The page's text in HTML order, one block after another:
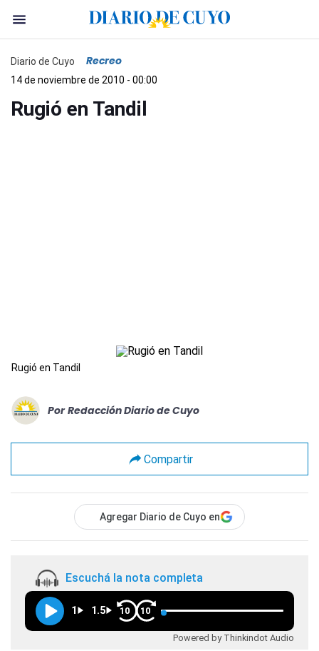
Diario de Cuyo Recreo
14 de noviembre de 2010 - 00:00
Rugió en Tandil
Rugió en Tandil
Por Redacción Diario de Cuyo
Compartir
Agregar Diario de Cuyo en
Escuchá la nota completa
1 1.5 10 10
Powered by Thinkindot Audio